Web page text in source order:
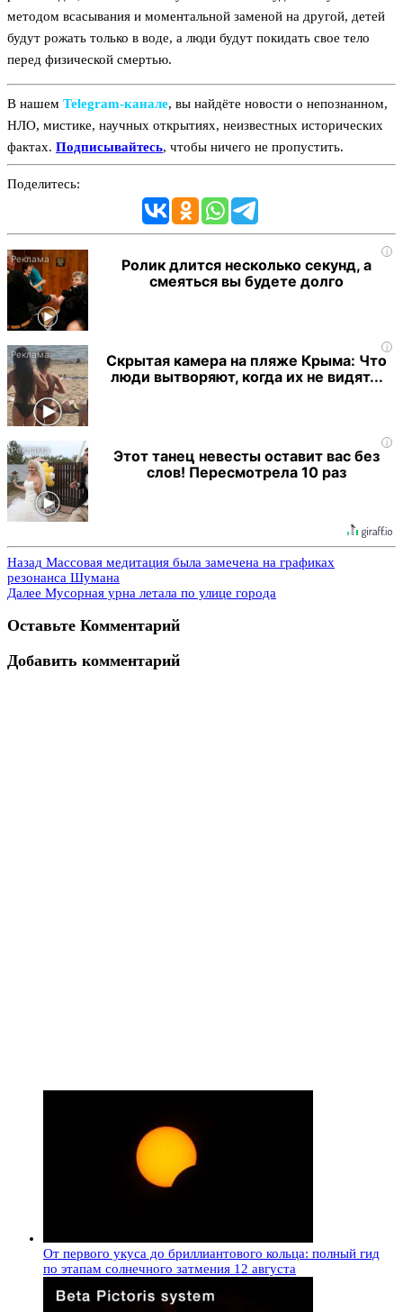
методом всасывания и моментальной заменой на другой, детей
будут рожать только в воде, а люди будут покидать свое тело
перед физической смертью.
В нашем Telegram‑канале, вы найдёте новости о непознанном,
НЛО, мистике, научных открытиях, неизвестных исторических
фактах. Подписывайтесь, чтобы ничего не пропустить.
Поделитесь:
i
Ролик длится несколько секунд, а
смеяться вы будете долго
i
Скрытая камера на пляже Крыма: Что
люди вытворяют, когда их не видят...
i
Этот танец невесты оставит вас без
слов! Пересмотрела 10 раз
Назад Массовая медитация была замечена на графиках
резонанса Шумана
Далее Мусорная урна летала по улице города
Оставьте Комментарий
Добавить комментарий
От первого укуса до бриллиантового кольца: полный гид
по этапам солнечного затмения 12 августа